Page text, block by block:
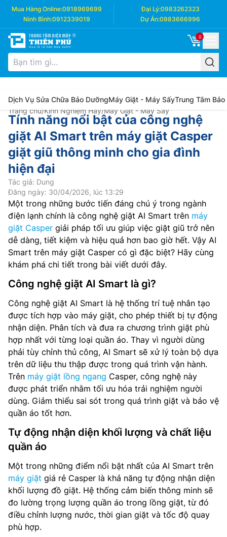
Mua Hàng Online:0918969699 Đại Lý:0983262323
Ninh Bình:0912339019 Dự Án:0983666996
0
Dịch Vụ Sửa Chữa Bảo DưỡngMáy Giặt - Máy SấyTrung Tâm Bảo
Trang chủ/Kinh Nghiệm Hay/Máy Giặt - Máy Sấy
Tính năng nổi bật của công nghệ
giặt AI Smart trên máy giặt Casper
giặt giũ thông minh cho gia đình
hiện đại
Tác giả: Dung
Đăng ngày: 30/04/2026, lúc 13:29
Một trong những bước tiến đáng chú ý trong ngành
điện lạnh chính là công nghệ giặt AI Smart trên máy
giặt Casper giải pháp tối ưu giúp việc giặt giũ trở nên
dễ dàng, tiết kiệm và hiệu quả hơn bao giờ hết. Vậy AI
Smart trên máy giặt Casper có gì đặc biệt? Hãy cùng
khám phá chi tiết trong bài viết dưới đây.
Công nghệ giặt AI Smart là gì?
Công nghệ giặt AI Smart là hệ thống trí tuệ nhân tạo
được tích hợp vào máy giặt, cho phép thiết bị tự động
nhận diện. Phân tích và đưa ra chương trình giặt phù
hợp nhất với từng loại quần áo. Thay vì người dùng
phải tùy chỉnh thủ công, AI Smart sẽ xử lý toàn bộ dựa
trên dữ liệu thu thập được trong quá trình vận hành.
Trên máy giặt lồng ngang Casper, công nghệ này
được phát triển nhằm tối ưu hóa trải nghiệm người
dùng. Giảm thiểu sai sót trong quá trình giặt và bảo vệ
quần áo tốt hơn.
Tự động nhận diện khối lượng và chất liệu
quần áo
Một trong những điểm nổi bật nhất của AI Smart trên
máy giặt giá rẻ Casper là khả năng tự động nhận diện
khối lượng đồ giặt. Hệ thống cảm biến thông minh sẽ
đo lường trọng lượng quần áo trong lồng giặt, từ đó
điều chỉnh lượng nước, thời gian giặt và tốc độ quay
phù hợp.